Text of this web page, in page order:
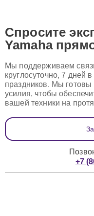
Спросите
Yamaha
Мы поддерживаем
круглосуточно, 7 дней
праздников. Мы
усилия, чтобы
вашей техники на
+7